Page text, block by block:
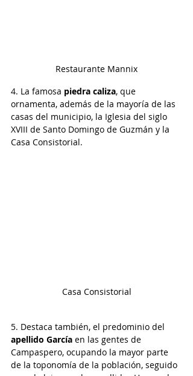
Restaurante Mannix
4. La famosa piedra caliza, que
ornamenta, además de la mayoría de las
casas del municipio, la Iglesia del siglo
XVIII de Santo Domingo de Guzmán y la
Casa Consistorial.
Casa Consistorial
5. Destaca también, el predominio del
apellido García en las gentes de
Campaspero, ocupando la mayor parte
de la toponomía de la población, seguido